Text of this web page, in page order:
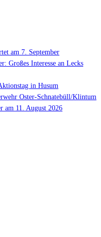
am 7. September
Großes Interesse an Lecks
in Husum
Oster-Schnatebüll/Klintum
am 11. August 2026